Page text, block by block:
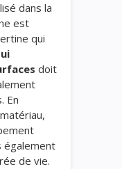
dans la
est
qui
doit
En
également
de vie.